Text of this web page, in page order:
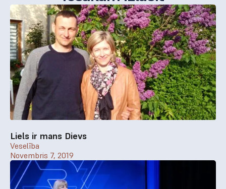
Liels ir mans Dievs
Veselība
Novembris 7, 2019